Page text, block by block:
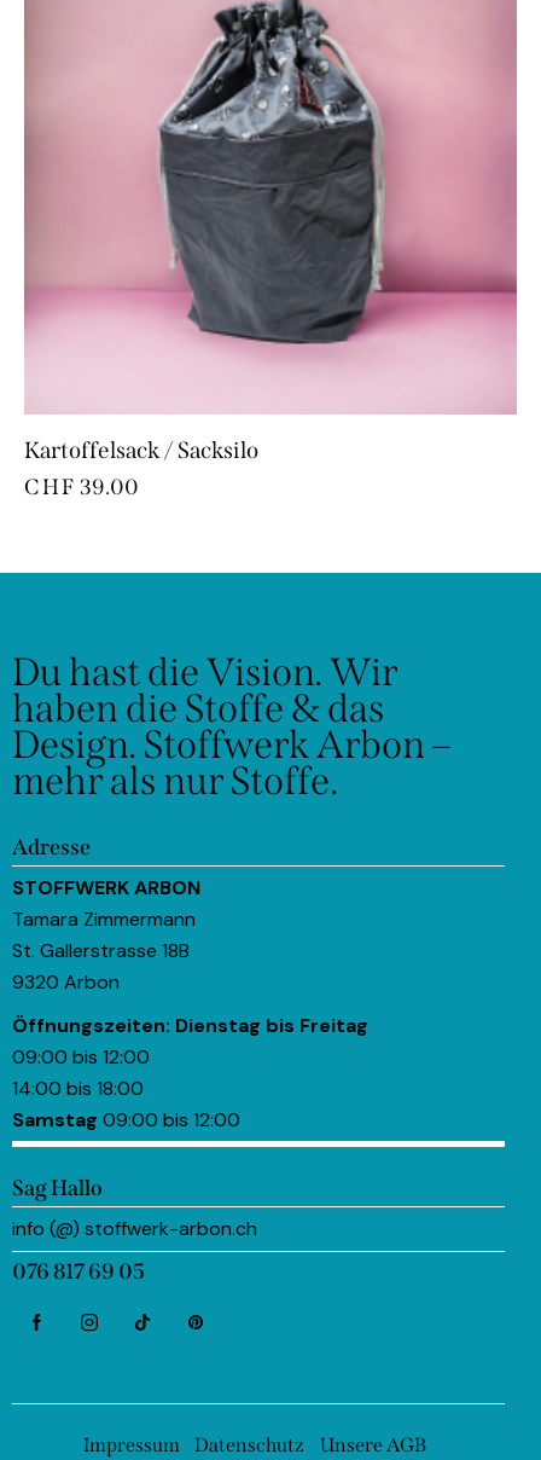
Kartoffelsack / Sacksilo
CHF 39.00
Du hast die Vision.Wir
haben die Stoffe & das
Design. Stoffwerk Arbon –
mehr als nur Stoffe.
Adresse
STOFFWERK ARBON
Tamara Zimmermann
St. Gallerstrasse 18B
9320 Arbon
Öffnungszeiten: Dienstag bis Freitag
09:00 bis 12:00
14:00 bis 18:00
Samstag 09:00 bis 12:00
Sag Hallo
info (@) stoffwerk-arbon.ch
076 817 69 05
Impressum Datenschutz Unsere AGB